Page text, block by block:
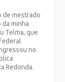
de mestrado
minha
Telma, que
no
Redonda.